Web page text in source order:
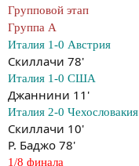
Групповой этап
Группа А
Италия 1-0 Австрия
Скиллачи 78'
Италия 1-0 США
Джаннини 11'
Италия 2-0 Чехословакия
Скиллачи 10'
Р. Баджо 78'
1/8 финала